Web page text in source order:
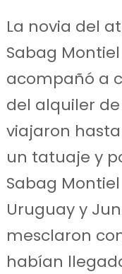
La novia del
Sabag
acompañó a
del alquiler
viajaron
un tatuaje y
Sabag
Uruguay y
mesclaron
habían